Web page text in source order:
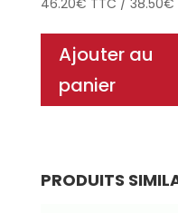
46.20€ TTC / 38.50€
Ajouter au
panier
PRODUITS